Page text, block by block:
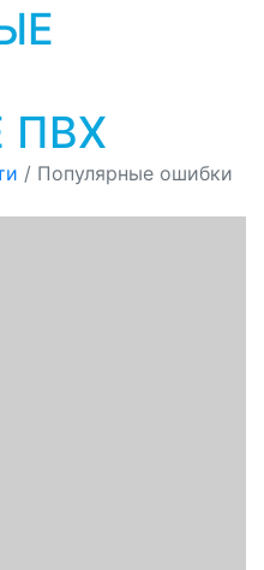
ПВХ
/ Популярные ошибки